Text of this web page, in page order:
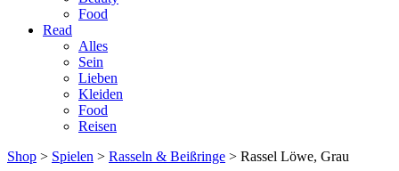
Food
Read
Alles
Sein
Lieben
Kleiden
Food
Reisen
Shop > Spielen > Rasseln & Beißringe > Rassel Löwe, Grau